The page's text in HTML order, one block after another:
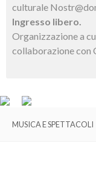
culturale
Ingresso libero.
Organizzazione a
collaborazione con
MUSICA E SPETTACOLI